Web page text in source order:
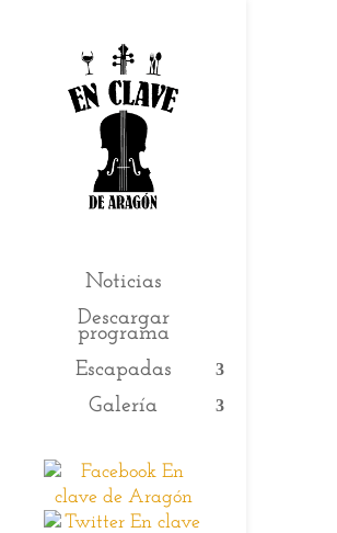
Noticias
Descargar
programa
Escapadas
Galería